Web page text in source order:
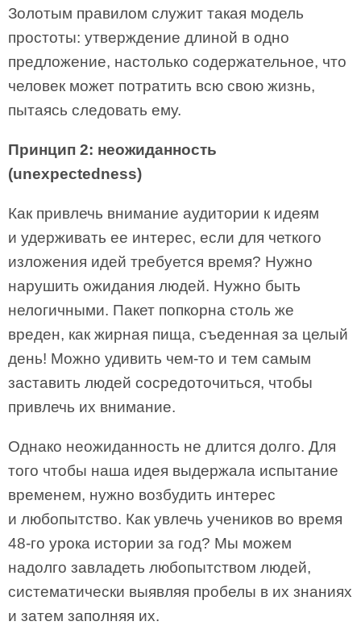
Золотым правилом служит такая модель
простоты: утверждение длиной в одно
предложение, настолько содержательное, что
человек может потратить всю свою жизнь,
пытаясь следовать ему.
Принцип 2: неожиданность
(unexpectedness)
Как привлечь внимание аудитории к идеям
и удерживать ее интерес, если для четкого
изложения идей требуется время? Нужно
нарушить ожидания людей. Нужно быть
нелогичными. Пакет попкорна столь же
вреден, как жирная пища, съеденная за целый
день! Можно удивить чем-то и тем самым
заставить людей сосредоточиться, чтобы
привлечь их внимание.
Однако неожиданность не длится долго. Для
того чтобы наша идея выдержала испытание
временем, нужно возбудить интерес
и любопытство. Как увлечь учеников во время
48-го урока истории за год? Мы можем
надолго завладеть любопытством людей,
систематически выявляя пробелы в их знаниях
и затем заполняя их.